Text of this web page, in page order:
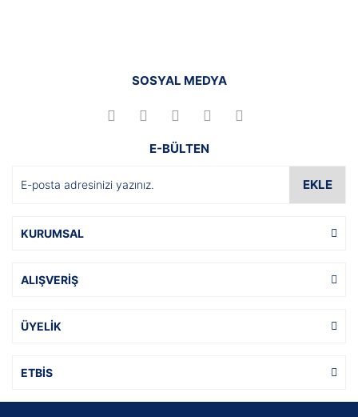
SOSYAL MEDYA
E-BÜLTEN
EKLE
KURUMSAL
ALIŞVERİŞ
ÜYELİK
ETBİS